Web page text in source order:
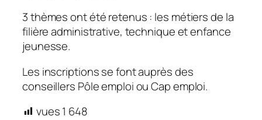
3 thèmes ont été retenus : les métiers de la
filière administrative, technique et enfance
jeunesse.
Les inscriptions se font auprès des
conseillers Pôle emploi ou Cap emploi.
vues1 648